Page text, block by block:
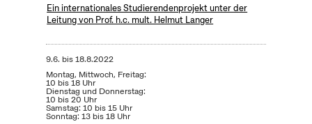
Ein internationales Studierendenprojekt unter der
Leitung von Prof. h.c. mult. Helmut Langer
9.6. bis18.8.2022
Montag, Mittwoch, Freitag:
10 bis 18 Uhr
Dienstag und Donnerstag:
10 bis 20 Uhr
Samstag: 10 bis 15 Uhr
Sonntag: 13 bis 18 Uhr